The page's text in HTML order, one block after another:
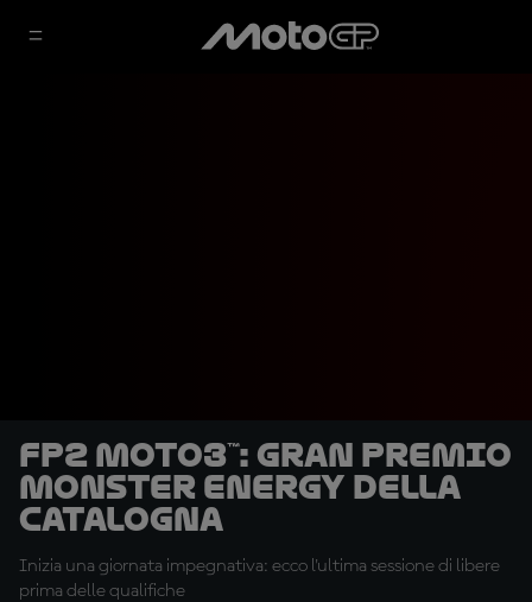
FP2 Moto3™: Gran Premio
Monster Energy della
Catalogna
Inizia una giornata impegnativa: ecco l'ultima sessione di libere
prima delle qualifiche